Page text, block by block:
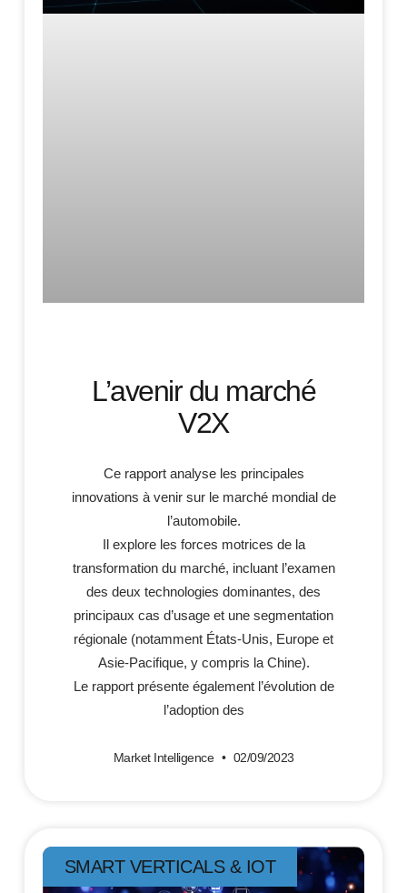
L’avenir du marché
V2X
Ce rapport analyse les principales
innovations à venir sur le marché mondial de
l’automobile.
Il explore les forces motrices de la
transformation du marché, incluant l’examen
des deux technologies dominantes, des
principaux cas d’usage et une segmentation
régionale (notamment États-Unis, Europe et
Asie-Pacifique, y compris la Chine).
Le rapport présente également l’évolution de
l’adoption des
Market Intelligence 02/09/2023
SMART VERTICALS & IOT